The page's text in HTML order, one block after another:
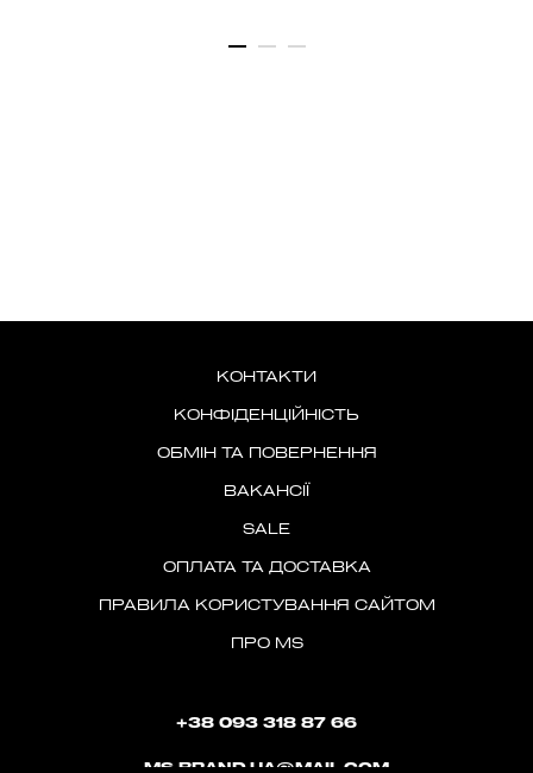
КОНТАКТИ
КОНФІДЕНЦІЙНІСТЬ
ОБМІН ТА ПОВЕРНЕННЯ
ВАКАНСІЇ
SALE
ОПЛАТА ТА ДОСТАВКА
ПРАВИЛА КОРИСТУВАННЯ САЙТОМ
ПРО MS
+38 093 318 87 66
MS.BRAND.UA@MAIL.COM